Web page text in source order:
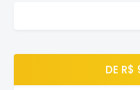
DE R$